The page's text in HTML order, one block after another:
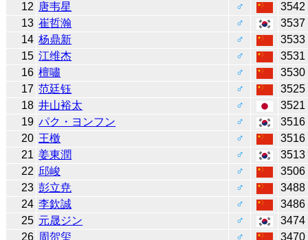
12 唐韦星 ♂
3542
13 崔哲瀚 ♂
3537
14 杨鼎新 ♂
3533
15 江维杰 ♂
3531
16 檀嘯 ♂
3530
17 范廷钰 ♂
3525
18 井山裕太 ♂
3521
19 パク・ヨンフン ♂
3516
20 王檄 ♂
3516
21 姜東潤 ♂
3513
22 邱峻 ♂
3506
23 彭立尭 ♂
3488
24 李欽誠 ♂
3486
25 元晟ジン ♂
3474
26 周贺玺 ♂
3470